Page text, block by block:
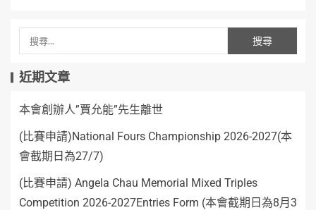
近期文章
本會創辦人”賈允能”先生離世
(比賽申請)National Fours Championship 2026-2027(本
會截期日為27/7)
(比賽申請) Angela Chau Memorial Mixed Triples
Competition 2026-2027Entries Form (本會截期日為8月3